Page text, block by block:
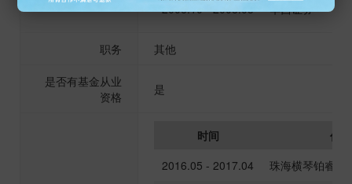
2006.10 - 2008.03
华西证券
职务 其他
是否有基金从业
资格
是
时间
任
2016.05 - 2017.04
珠海横琴铂睿资